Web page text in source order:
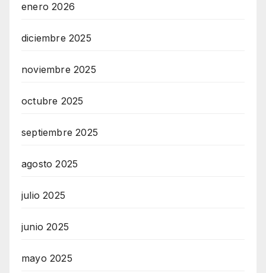
enero 2026
diciembre 2025
noviembre 2025
octubre 2025
septiembre 2025
agosto 2025
julio 2025
junio 2025
mayo 2025